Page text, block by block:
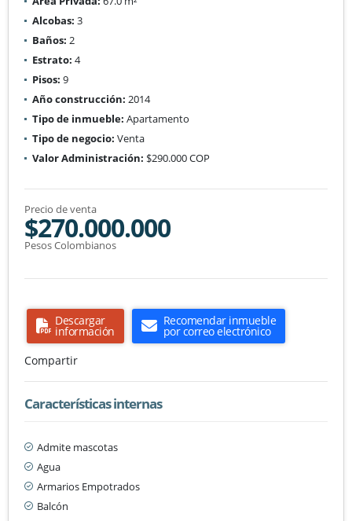
Alcobas: 3
Baños: 2
Estrato: 4
Pisos: 9
Año construcción: 2014
Tipo de inmueble: Apartamento
Tipo de negocio: Venta
Valor Administración: $290.000 COP
Precio de venta
$270.000.000
Pesos Colombianos
Descargar
información
Recomendar inmueble
por correo electrónico
Compartir
Características internas
Admite mascotas
Agua
Armarios Empotrados
Balcón